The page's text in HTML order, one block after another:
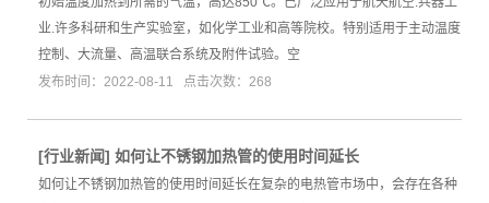
业.许多科研和生产实验室，如化学工业和高等院校。特别适用于主动温度
控制、大流量、高温联合系统及附件试验。空
发布时间：2022-08-11 点击次数：268
[行业新闻] 如何让不锈钢加热管的使用时间延长
如何让不锈钢加热管的使用时间延长在复杂的电热管市场中，会存在各种